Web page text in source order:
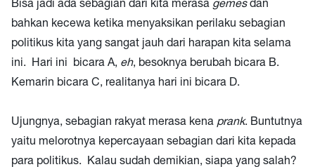
Bisa jadi ada sebagian dari kita merasa gemesdan
bahkan kecewa ketika menyaksikan perilaku sebagian
politikus kita yang sangat jauh dari harapan kita selama
ini. Hari ini bicara A, eh, besoknya berubah bicara B.
Kemarin bicara C, realitanya hari ini bicara D.
Ujungnya, sebagian rakyat merasa kena prank. Buntutnya
yaitu melorotnya kepercayaan sebagian dari kita kepada
para politikus. Kalau sudah demikian, siapa yang salah?